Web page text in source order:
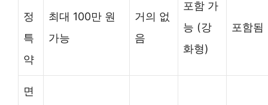
정
특
약
최대 100만 원
가능
거의 없
음
포함 가
능 (강
화형)
포함됨
면